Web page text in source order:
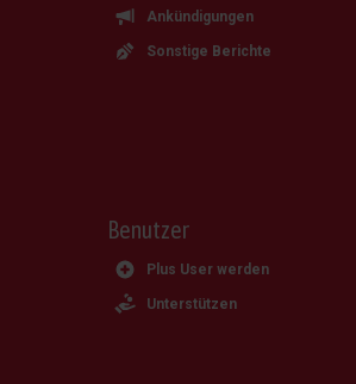
Ankündigungen
Sonstige Berichte
Benutzer
Plus User werden
Unterstützen